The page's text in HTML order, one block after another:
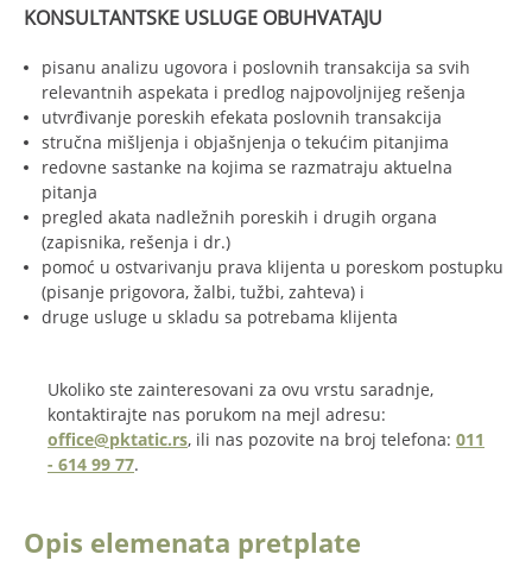
KONSULTANTSKE USLUGE OBUHVATAJU
pisanu analizu ugovora i poslovnih transakcija sa svih
relevantnih aspekata i predlog najpovoljnijeg rešenja
utvrđivanje poreskih efekata poslovnih transakcija
stručna mišljenja i objašnjenja o tekućim pitanjima
redovne sastanke na kojima se razmatraju aktuelna
pitanja
pregled akata nadležnih poreskih i drugih organa
(zapisnika, rešenja i dr.)
pomoć u ostvarivanju prava klijenta u poreskom postupku
(pisanje prigovora, žalbi, tužbi, zahteva) i
druge usluge u skladu sa potrebama klijenta
Ukoliko ste zainteresovani za ovu vrstu saradnje,
kontaktirajte nas porukom na mejl adresu:
office@pktatic.rs, ili nas pozovite na broj telefona: 011
- 614 99 77.
Opis elemenata pretplate